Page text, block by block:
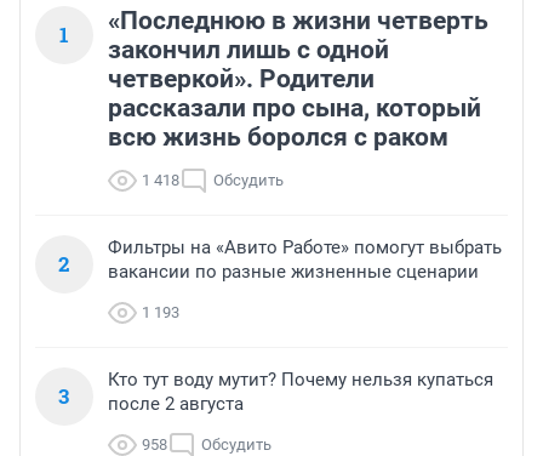
1
«Последнюю в жизни четверть
закончил лишь с одной
четверкой». Родители
рассказали про сына, который
всю жизнь боролся с раком
1 418 Обсудить
2
Фильтры на «Авито Работе» помогут выбрать
вакансии по разные жизненные сценарии
1 193
3
Кто тут воду мутит? Почему нельзя купаться
после 2 августа
958 Обсудить